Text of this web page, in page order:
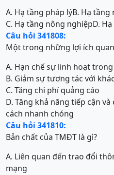
A. Hạ tầng pháp lýB. Hạ tầng
C. Hạ tầng nông nghiệpD.
Câu hỏi 341808:
Một trong những lợi ích
A. Hạn chế sự linh hoạt
B. Giảm sự tương tác với
C. Tăng chi phí quảng cáo
D. Tăng khả năng tiếp cận
cách nhanh chóng
Câu hỏi 341810:
Bản chất của TMĐT là gì?
A. Liên quan đến trao đổi
mạng